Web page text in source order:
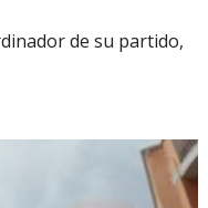
de su partido,